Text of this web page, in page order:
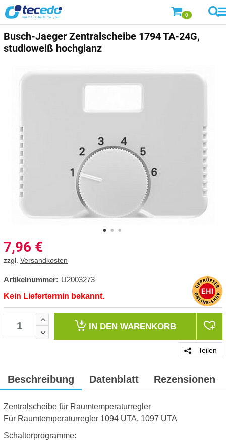
0
Busch-Jaeger Zentralscheibe 1794 TA-24G,
studioweiß hochglanz
7,96 €
zzgl. Versandkosten
Artikelnummer: U2003273
Kein Liefertermin bekannt.
IN DEN WARENKORB
Teilen
Beschreibung Datenblatt Rezensionen
Zentralscheibe für Raumtemperaturregler
Für Raumtemperaturregler 1094 UTA, 1097 UTA
Schalterprogramme: